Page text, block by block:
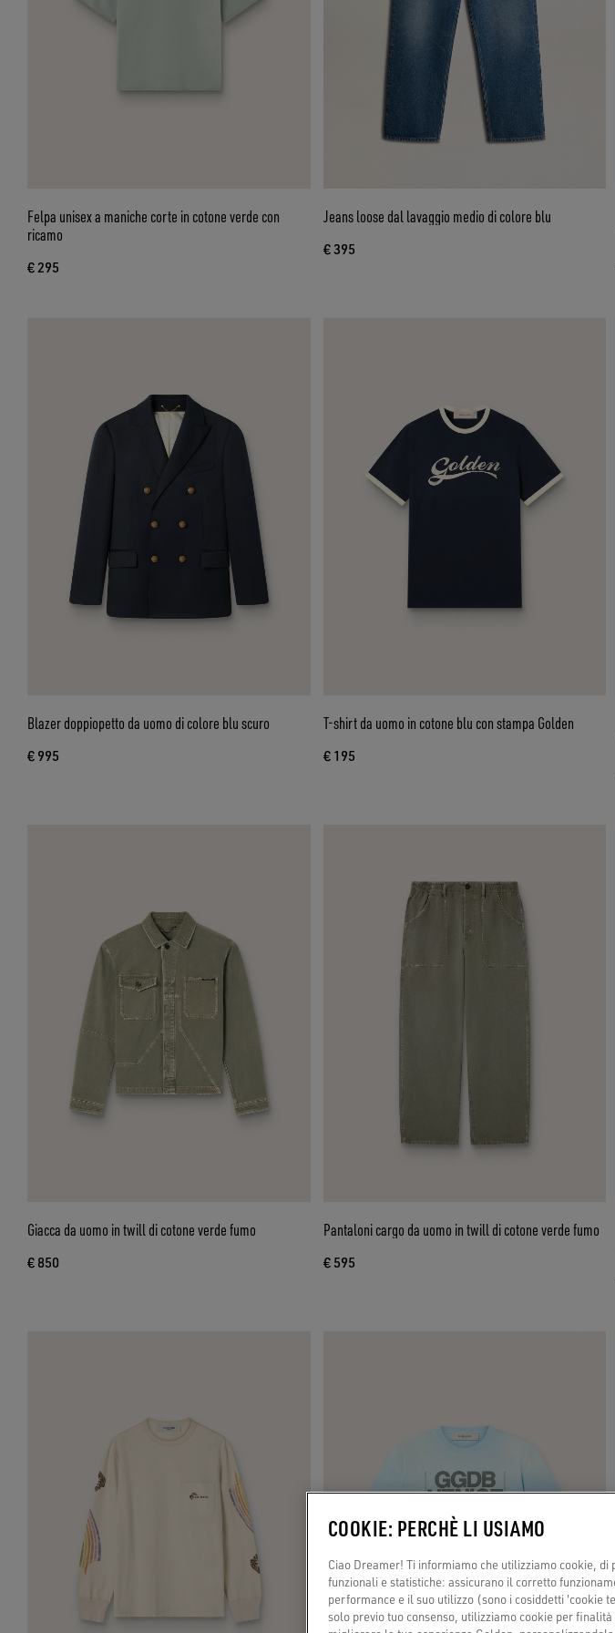
Felpa unisex a maniche corte in cotone verde con
ricamo
€ 295
Jeans loose dal lavaggio medio di colore blu
€ 395
Blazer doppiopetto da uomo di colore blu scuro
€ 995
T-shirt da uomo in cotone blu con stampa Golden
€ 195
Giacca da uomo in twill di cotone verde fumo
€ 850
Pantaloni cargo da uomo in twill di cotone verde fumo
€ 595
COOKIE: PERCHÈ LI USIAMO
Ciao Dreamer! Ti informiamo che utilizziamo cookie,
funzionali e statistiche: assicurano il corretto
performance e il suo utilizzo (sono i cosiddetti 'cookie
solo previo tuo consenso, utilizziamo cookie per